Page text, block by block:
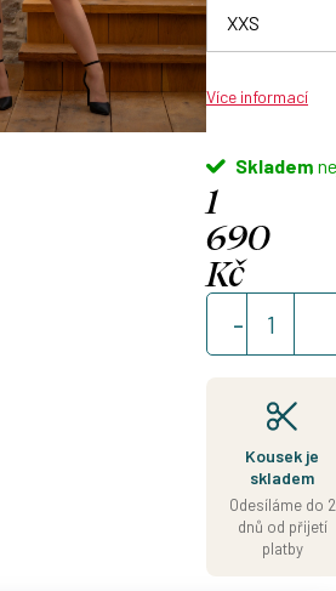
Více informací
Skladem
1
690
Kč
Měrná
cena:
Kousek je
skladem
Odesíláme do 2
dnů od přijetí
platby